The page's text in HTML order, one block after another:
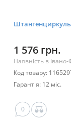
1 576 грн.
Наявність в Івано-
Код товару:
Гарантія: 12 міс.
0